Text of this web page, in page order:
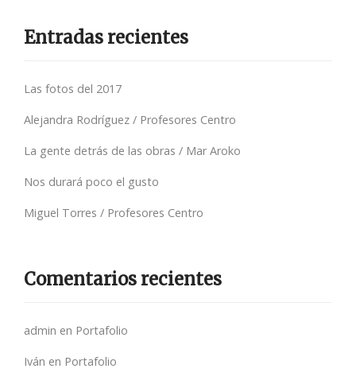
Entradas recientes
Las fotos del 2017
Alejandra Rodríguez / Profesores Centro
La gente detrás de las obras / Mar Aroko
Nos durará poco el gusto
Miguel Torres / Profesores Centro
Comentarios recientes
admin en Portafolio
Iván en Portafolio